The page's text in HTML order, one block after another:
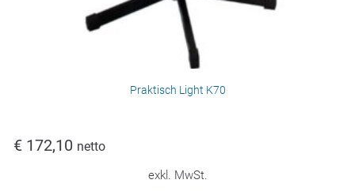
Praktisch Light K70
€ 172,10 netto
exkl. MwSt.